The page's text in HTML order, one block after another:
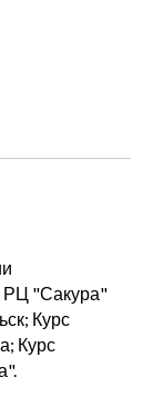
РЦ "Сакура"
Курс
Курс